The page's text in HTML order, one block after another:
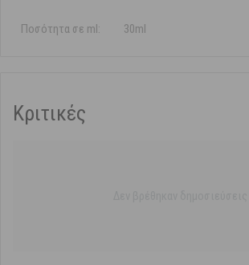
Ποσότητα σε ml: 30ml
Κριτικές